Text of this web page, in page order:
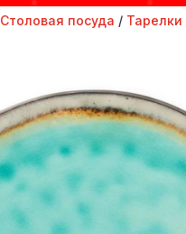
Столовая посуда / Тарелки